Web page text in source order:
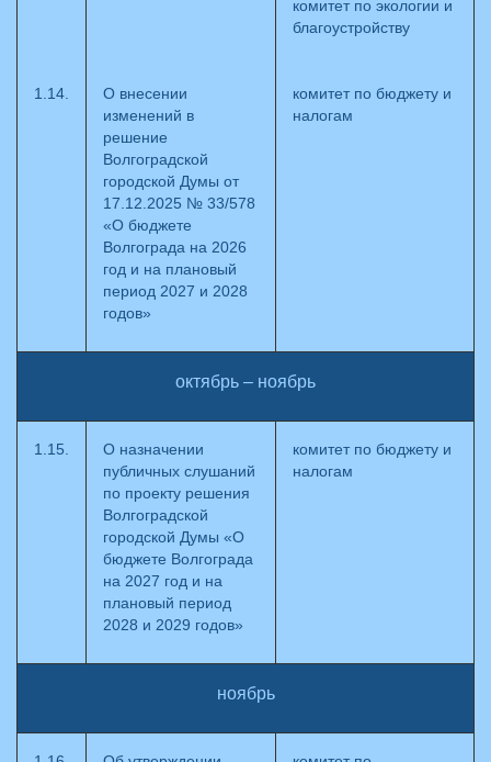
комитет по экологии и
благоустройству
1.14.
О внесении
изменений в
решение
Волгоградской
городской Думы от
17.12.2025 № 33/578
«О бюджете
Волгограда на 2026
год и на плановый
период 2027 и 2028
годов»
комитет по бюджету и
налогам
октябрь – ноябрь
1.15.
О назначении
публичных слушаний
по проекту решения
Волгоградской
городской Думы «О
бюджете Волгограда
на 2027 год и на
плановый период
2028 и 2029 годов»
комитет по бюджету и
налогам
ноябрь